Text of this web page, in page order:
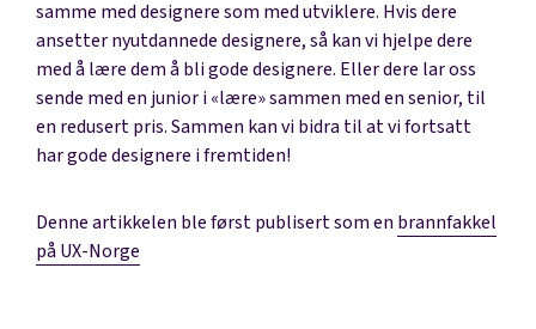
samme med designere som med utviklere. Hvis dere
ansetter nyutdannede designere, så kan vi hjelpe dere
med å lære dem å bli gode designere. Eller dere lar oss
sende med en junior i «lære» sammen med en senior, til
en redusert pris. Sammen kan vi bidra til at vi fortsatt
har gode designere i fremtiden!
Denne artikkelen ble først publisert som en brannfakkel
på UX-Norge